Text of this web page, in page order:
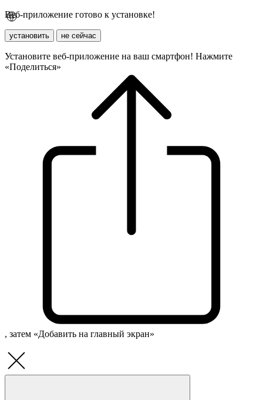
Веб-приложение готово к установке!
установить не сейчас
Установите веб-приложение на ваш смартфон! Нажмите
«Поделиться»
, затем «Добавить на главный экран»